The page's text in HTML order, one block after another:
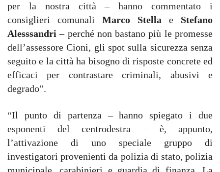
per la nostra città – hanno commentato i
consiglieri comunali Marco Stella e Stefano
Alesssandri – perché non bastano più le promesse
dell’assessore Cioni, gli spot sulla sicurezza senza
seguito e la città ha bisogno di risposte concrete ed
efficaci per contrastare criminali, abusivi e
degrado”.
“Il punto di partenza – hanno spiegato i due
esponenti del centrodestra – è, appunto,
l’attivazione di uno speciale gruppo di
investigatori provenienti da polizia di stato, polizia